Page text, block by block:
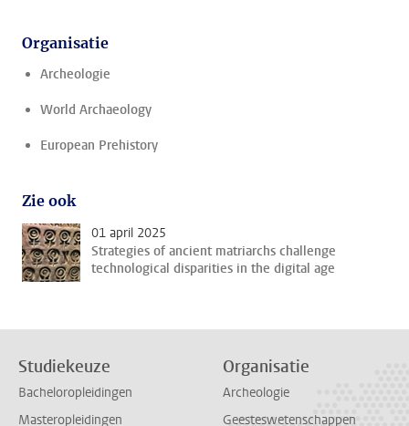
Organisatie
Archeologie
World Archaeology
European Prehistory
Zie ook
01 april 2025
Strategies of ancient matriarchs challenge
technological disparities in the digital age
Studiekeuze
Bacheloropleidingen
Masteropleidingen
Organisatie
Archeologie
Geesteswetenschappen